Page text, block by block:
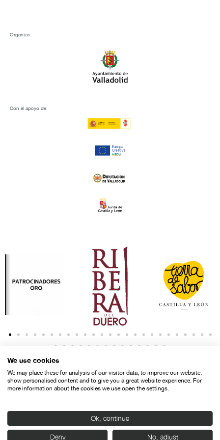
Organiza:
Con el apoyo de:
Política de privacidad Política de cookies
© SEMINCI – Semana Internacional de Cine de Valladolid International
We use cookies
We may place these for analysis of our visitor data, to improve our website,
show personalised content and to give you a great website experience. For
more information about the cookies we use open the settings.
Ok, continue
Deny No, adjust